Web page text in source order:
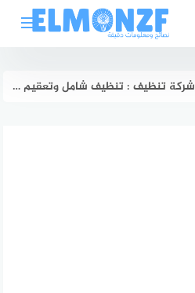
شركة تنظيف : تنظيف شامل وتعقيم منازل